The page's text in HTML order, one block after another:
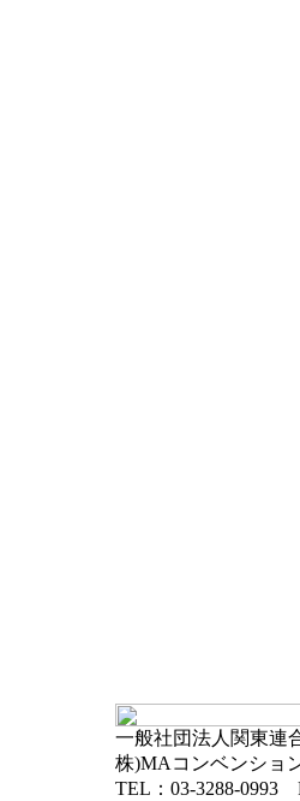
一般社団法人関東連
株)MAコンベンショ
TEL：03-3288-0993